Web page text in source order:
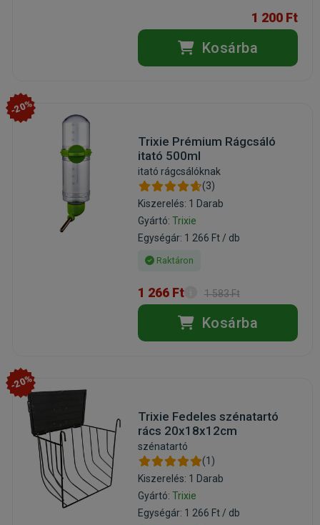
1 200 Ft
Kosárba
-20%
Trixie Prémium Rágcsáló
itató 500ml
itató rágcsálóknak
(3)
Kiszerelés: 1 Darab
Gyártó: Trixie
Egységár: 1 266 Ft / db
Raktáron
1 266 Ft 1 583 Ft
Kosárba
-20%
Trixie Fedeles szénatartó
rács 20x18x12cm
szénatartó
(1)
Kiszerelés: 1 Darab
Gyártó: Trixie
Egységár: 1 266 Ft / db